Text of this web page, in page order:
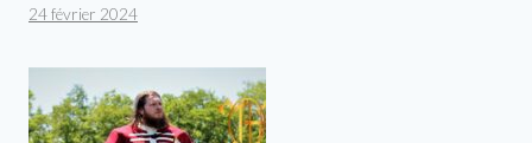
24 février 2024